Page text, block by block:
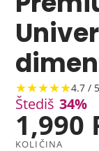
★★★★★4.7 /
1,990
Štediš 34%
KOLIČINA